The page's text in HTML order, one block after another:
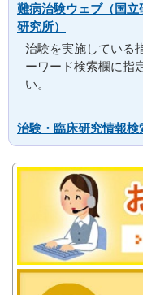
難病治験ウェブ（国
研究所）
治験を実施している
ーワード検索欄に指
い。
治験・臨床研究情報検